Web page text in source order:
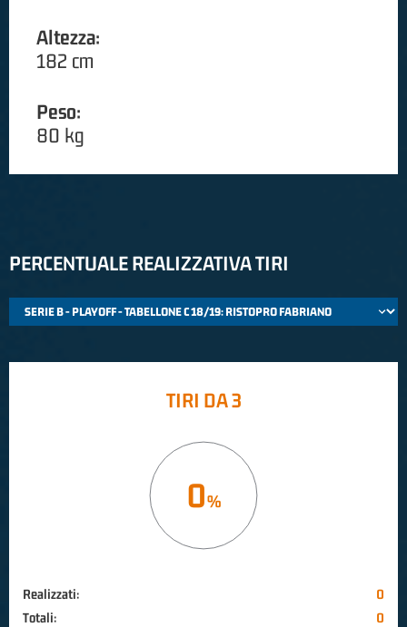
Altezza:
182 cm
Peso:
80 kg
PERCENTUALE REALIZZATIVA TIRI
TIRI DA 3
0
Realizzati:
0
Totali:
0